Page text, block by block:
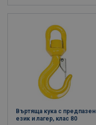
Въртяща кука с предпазен
език и лагер, клас 80